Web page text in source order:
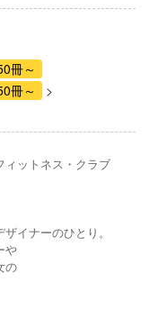
冊～
冊～
ィットネス・クラブ
イナーのひとり。
や
の